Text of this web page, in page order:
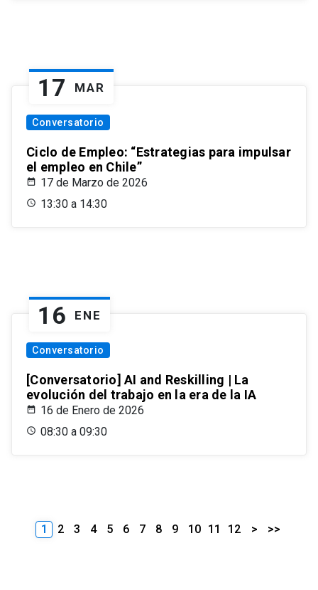
17 MAR
Conversatorio
Ciclo de Empleo: “Estrategias para impulsar
el empleo en Chile”
17 de Marzo de 2026
13:30 a 14:30
16 ENE
Conversatorio
[Conversatorio] AI and Reskilling | La
evolución del trabajo en la era de la IA
16 de Enero de 2026
08:30 a 09:30
1 2 3 4 5 6 7 8 9 10 11 12 > >>